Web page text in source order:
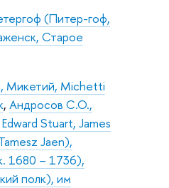
(Питер-гоф,
Старое
Микетий, Michetti
,Андросов С.О.,
Stuart, James
Jaen),
1680 – 1736),
полк), им